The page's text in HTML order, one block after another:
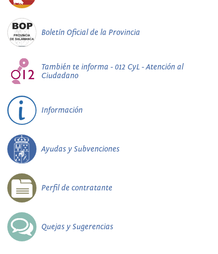
Boletín Oficial de la Provincia
También te informa - 012 CyL - Atención al
Ciudadano
Información
Ayudas y Subvenciones
Perfil de contratante
Quejas y Sugerencias